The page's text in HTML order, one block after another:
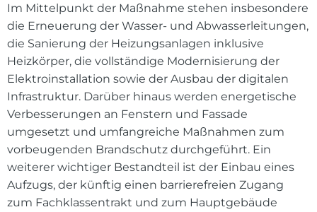
Im Mittelpunkt der Maßnahme stehen insbesondere
die Erneuerung der Wasser- und Abwasserleitungen,
die Sanierung der Heizungsanlagen inklusive
Heizkörper, die vollständige Modernisierung der
Elektroinstallation sowie der Ausbau der digitalen
Infrastruktur. Darüber hinaus werden energetische
Verbesserungen an Fenstern und Fassade
umgesetzt und umfangreiche Maßnahmen zum
vorbeugenden Brandschutz durchgeführt. Ein
weiterer wichtiger Bestandteil ist der Einbau eines
Aufzugs, der künftig einen barrierefreien Zugang
zum Fachklassentrakt und zum Hauptgebäude